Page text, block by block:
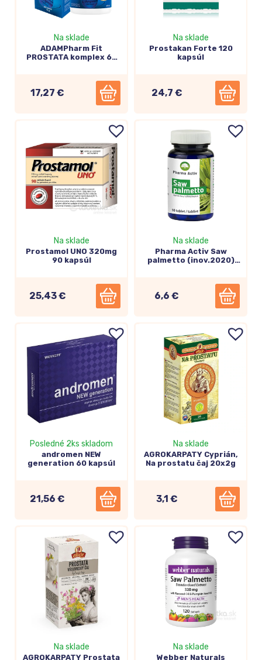
Na sklade
ADAMPharm Fit
PROSTATA komplex 60
17,27 €
Na sklade
Prostakan Forte 120
kapsúl
24,7 €
Na sklade
Prostamol UNO 320mg
90 kapsúl
25,43 €
Na sklade
Pharma Activ Saw
palmetto (inov.2020)
6,6 €
Posledné 2ks skladom
andromen NEW
generation 60 kapsúl
21,56 €
Na sklade
AGROKARPATY Cyprián,
Na prostatu čaj 20x2g
3,1 €
Na sklade
AGROKARPATY Prostata
Na sklade
Webber Naturals